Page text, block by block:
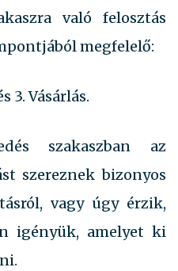
való felosztás
megfelelő:
3. Vásárlás.
szakaszban az
szereznek bizonyos
vagy úgy érzik,
igényük, amelyet ki